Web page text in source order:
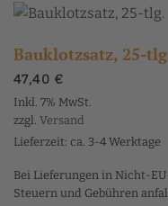
Bauklotzsatz, 25-
47,40 €
Inkl. 7% MwSt.
zzgl. Versand
Lieferzeit: ca. 3-4 Werktage
Bei Lieferungen in Nicht-
Steuern und Gebühren